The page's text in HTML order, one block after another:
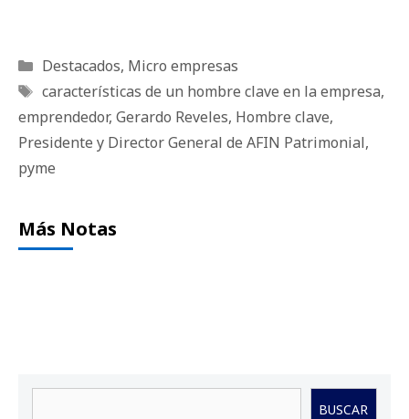
Categorías
Destacados, Micro empresas
Etiquetas
características de un hombre clave en la empresa,
emprendedor, Gerardo Reveles, Hombre clave,
Presidente y Director General de AFIN Patrimonial,
pyme
Más Notas
BUSCAR